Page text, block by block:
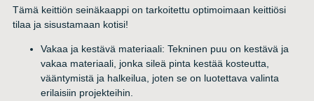
Tämä keittiön seinäkaappi on tarkoitettu optimoimaan keittiösi
tilaa ja sisustamaan kotisi!
Vakaa ja kestävä materiaali: Tekninen puu on kestävä ja
vakaa materiaali, jonka sileä pinta kestää kosteutta,
vääntymistä ja halkeilua, joten se on luotettava valinta
erilaisiin projekteihin.